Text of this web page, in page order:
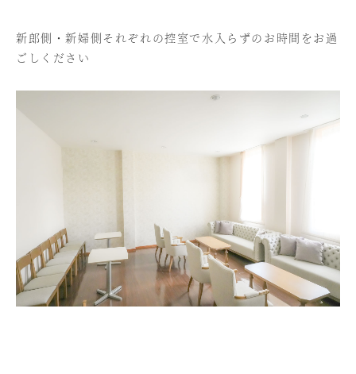
新郎側・新婦側それぞれの控室で水入らずのお時間をお過
ごしください